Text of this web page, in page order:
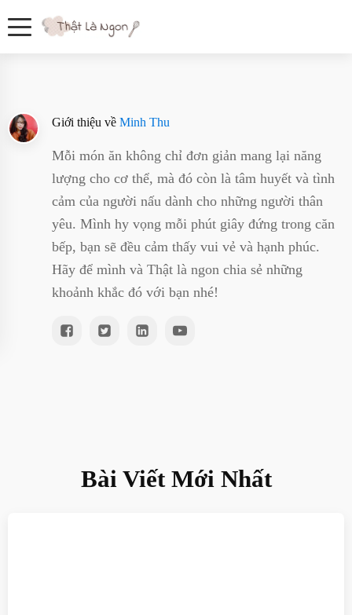
Giới thiệu về Minh Thu
Mỗi món ăn không chỉ đơn giản mang lại năng
lượng cho cơ thể, mà đó còn là tâm huyết và tình
cảm của người nấu dành cho những người thân
yêu. Mình hy vọng mỗi phút giây đứng trong căn
bếp, bạn sẽ đều cảm thấy vui vẻ và hạnh phúc.
Hãy để mình và Thật là ngon chia sẻ những
khoảnh khắc đó với bạn nhé!
Bài Viết Mới Nhất